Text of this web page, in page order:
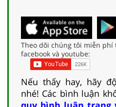
Theo dõi chúng tôi miễn phí
facebook và youtube:
Nếu thấy hay, hãy
nhé! Các bình luận